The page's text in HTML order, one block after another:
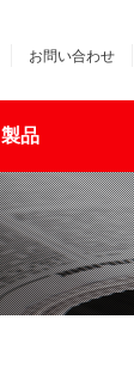
お問い合わせ
製品